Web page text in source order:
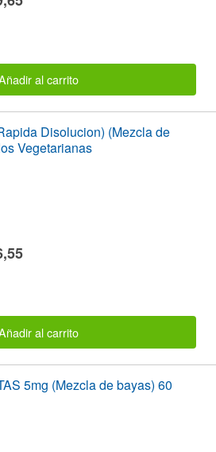
al carrito
Disolucion) (Mezcla de
Vegetarianas
al carrito
5mg (Mezcla de bayas) 60